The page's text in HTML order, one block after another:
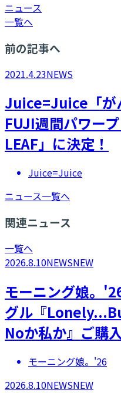
ニュース
一覧へ
前の記事へ
2021.4.23NEWS
Juice=Juice「が
FUJI週間パワー
LEAF」に決定！
Juice=Juice
ニュース一覧へ
関連ニュース
一覧へ
2026.8.10NEWSNEW
モーニング娘。
グル『
Noか私か』ご購
モーニング娘。'26
2026.8.10NEWSNEW